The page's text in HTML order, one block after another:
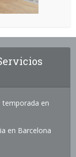
temporada en
en Barcelona